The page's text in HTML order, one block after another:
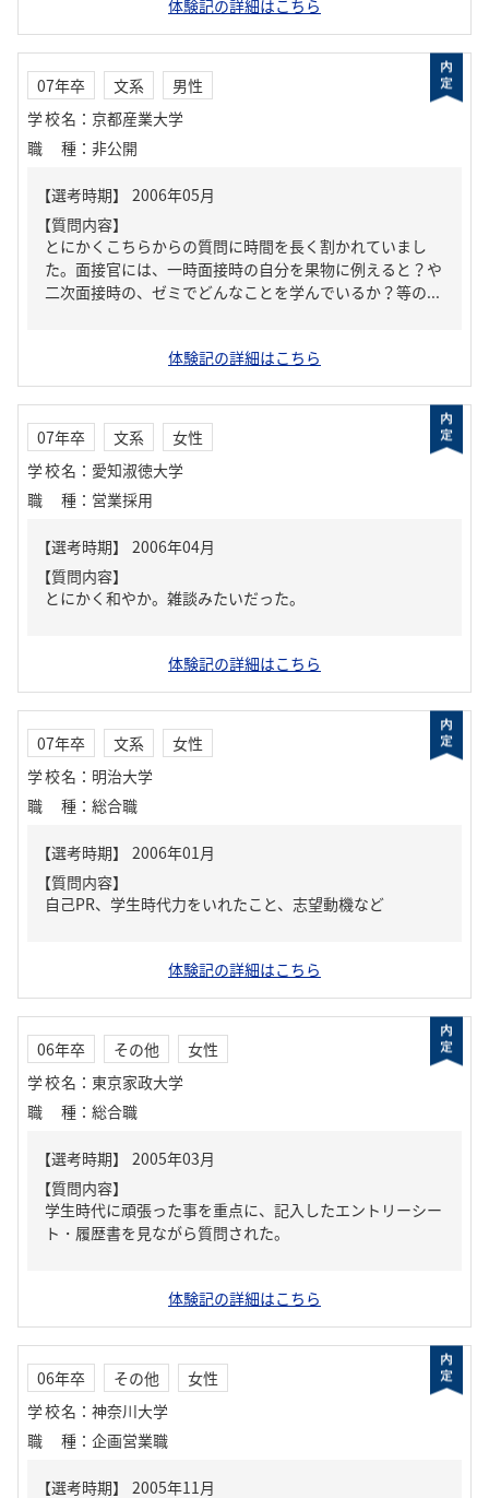
体験記の詳細はこちら
07年卒 文系
男性
学校名 ： 京都産業大学
職種 ： 非公開
【質問内容】
とにかくこちらからの質問に時間を長く割かれていまし
た。面接官には、一時面接時の自分を果物に例えると？や
二次面接時の、ゼミでどんなことを学んでいるか？等の...
体験記の詳細はこちら
07年卒 文系
女性
学校名 ： 愛知淑徳大学
職種 ： 営業採用
【質問内容】
とにかく和やか。雑談みたいだった。
体験記の詳細はこちら
07年卒 文系
女性
学校名 ： 明治大学
職種 ： 総合職
【質問内容】
自己PR、学生時代力をいれたこと、志望動機など
体験記の詳細はこちら
06年卒 その他
女性
学校名 ： 東京家政大学
職種 ： 総合職
【質問内容】
学生時代に頑張った事を重点に、記入したエントリーシー
ト・履歴書を見ながら質問された。
体験記の詳細はこちら
06年卒 その他
女性
学校名 ： 神奈川大学
職種 ： 企画営業職